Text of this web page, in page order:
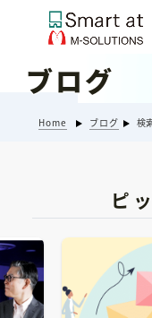
Smart at reception 店舗
kintoneプラグイン・連
Smart at 自治体DX
システム開発
エンタープライズ向け
ブログ
Home ブログ 検
ピ